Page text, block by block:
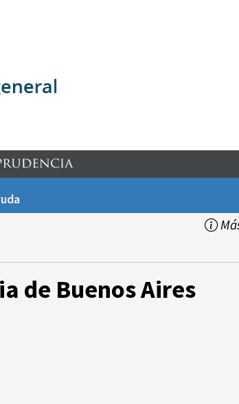
de Buenos Aires